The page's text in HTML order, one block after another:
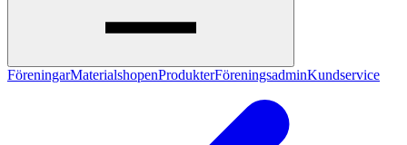
FöreningarMaterialshopenProdukterFöreningsadminKundservice